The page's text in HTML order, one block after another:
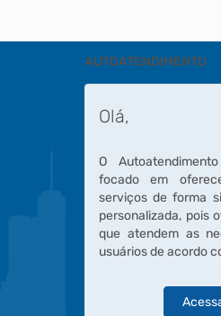
AUTOATENDIMENTO
Olá,
O
focado em
serviços de forma
personalizada, pois
que atendem as
usuários de acordo